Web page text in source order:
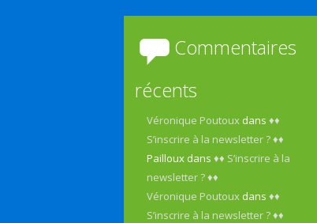
Commentaires
récents
Véronique Poutoux dans♦♦
S’inscrire à la newsletter ? ♦♦
Pailloux dans♦♦ S’inscrire à la
newsletter ? ♦♦
Véronique Poutoux dans♦♦
S’inscrire à la newsletter ? ♦♦